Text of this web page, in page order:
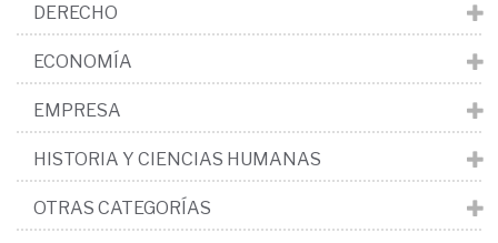
DERECHO
ECONOMÍA
EMPRESA
HISTORIA Y CIENCIAS HUMANAS
OTRAS CATEGORÍAS